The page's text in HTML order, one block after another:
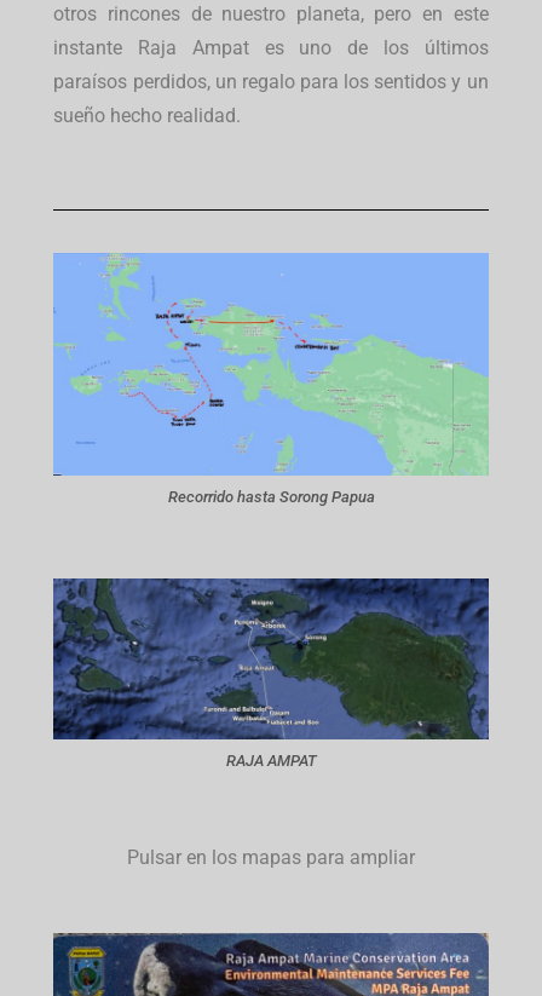
otros rincones de nuestro planeta, pero en este
instante Raja Ampat es uno de los últimos
paraísos perdidos, un regalo para los sentidos y un
sueño hecho realidad.
Recorrido hasta Sorong Papua
RAJA AMPAT
Pulsar en los mapas para ampliar